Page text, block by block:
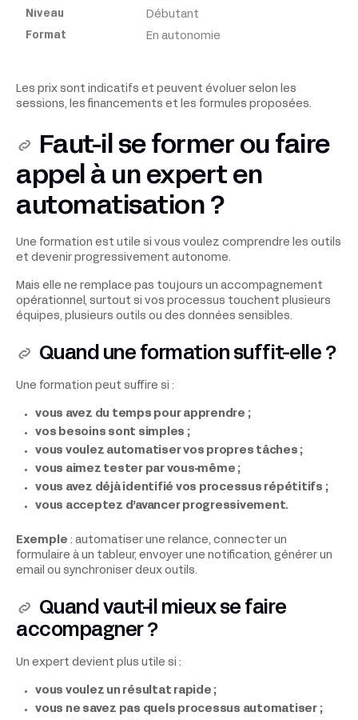
Débutant
En autonomie
Les prix sont indicatifs et peuvent évoluer selon les
sessions, les financements et les formules proposées.
Faut-il se former ou faire
appel à un expert en
automatisation ?
Une formation est utile si vous voulez comprendre les outils
et devenir progressivement autonome.
Mais elle ne remplace pas toujours un accompagnement
opérationnel, surtout si vos processus touchent plusieurs
équipes, plusieurs outils ou des données sensibles.
Quand une formation suffit-elle ?
Une formation peut suffire si :
vous avez du temps pour apprendre ;
vos besoins sont simples ;
vous voulez automatiser vos propres tâches ;
vous aimez tester par vous-même ;
vous avez déjà identifié vos processus répétitifs ;
vous acceptez d’avancer progressivement.
Exemple : automatiser une relance, connecter un
formulaire à un tableur, envoyer une notification, générer un
email ou synchroniser deux outils.
Quand vaut-il mieux se faire
accompagner ?
Un expert devient plus utile si :
vous voulez un résultat rapide ;
vous ne savez pas quels processus automatiser ;